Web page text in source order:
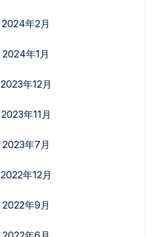
2024年2月
2024年1月
2023年12月
2023年11月
2023年7月
2022年12月
2022年9月